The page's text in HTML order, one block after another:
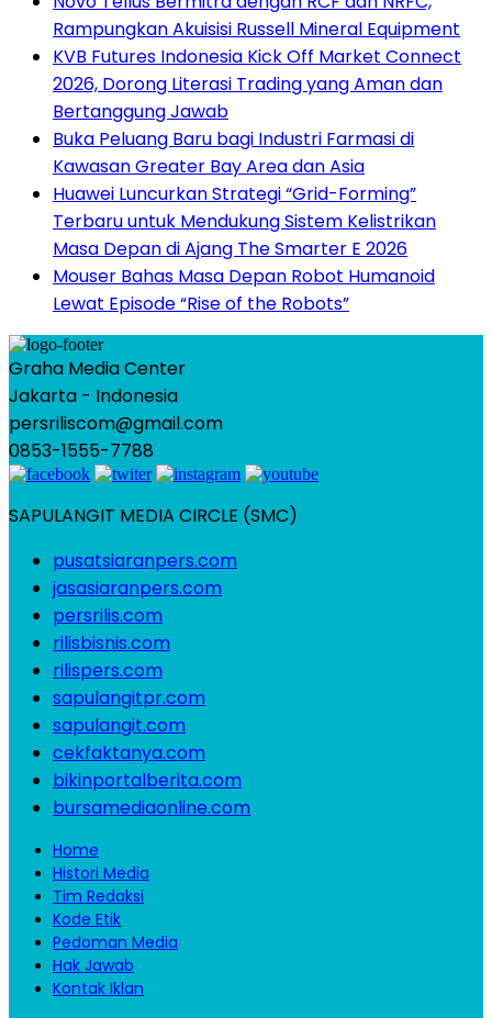
Rampungkan Akuisisi Russell Mineral Equipment
KVB Futures Indonesia Kick Off Market Connect
2026, Dorong Literasi Trading yang Aman dan
Bertanggung Jawab
Buka Peluang Baru bagi Industri Farmasi di
Kawasan Greater Bay Area dan Asia
Huawei Luncurkan Strategi “Grid-Forming”
Terbaru untuk Mendukung Sistem Kelistrikan
Masa Depan di Ajang The Smarter E 2026
Mouser Bahas Masa Depan Robot Humanoid
Lewat Episode “Rise of the Robots”
Graha Media Center
Jakarta - Indonesia
persriliscom@gmail.com
0853-1555-7788
SAPULANGIT MEDIA CIRCLE (SMC)
pusatsiaranpers.com
jasasiaranpers.com
persrilis.com
rilisbisnis.com
rilispers.com
sapulangitpr.com
sapulangit.com
cekfaktanya.com
bikinportalberita.com
bursamediaonline.com
Home
Histori Media
Tim Redaksi
Kode Etik
Pedoman Media
Hak Jawab
Kontak Iklan